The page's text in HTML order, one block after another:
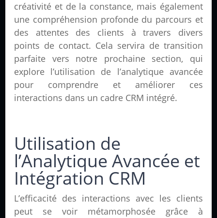
créativité et de la constance, mais également
une compréhension profonde du parcours et
des attentes des clients à travers divers
points de contact. Cela servira de transition
parfaite vers notre prochaine section, qui
explore l’utilisation de l’analytique avancée
pour comprendre et améliorer ces
interactions dans un cadre CRM intégré.
Utilisation de
l’Analytique Avancée et
Intégration CRM
L’efficacité des interactions avec les clients
peut se voir métamorphosée grâce à